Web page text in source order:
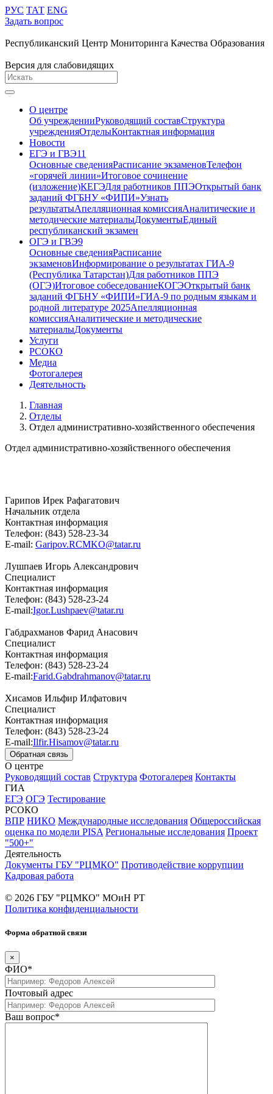
РУС ТАТ ENG
Задать вопрос
Республиканский Центр Мониторинга Качества Образования
Версия для слабовидящих
О центре
Об учрежденииРуководящий составСтруктура
учрежденияОтделыКонтактная информация
Новости
ЕГЭ и ГВЭ11
Основные сведенияРасписание экзаменовТелефон
«горячей линии»Итоговое сочинение
(изложение)КЕГЭДля работников ППЭОткрытый банк
заданий ФГБНУ «ФИПИ»Узнать
результатыАпелляционная комиссияАналитические и
методические материалыДокументыЕдиный
республиканский экзамен
ОГЭ и ГВЭ9
Основные сведенияРасписание
экзаменовИнформирование о результатах ГИА-9
(Республика Татарстан)Для работников ППЭ
(ОГЭ)Итоговое собеседованиеКОГЭОткрытый банк
заданий ФГБНУ «ФИПИ»ГИА-9 по родным языкам и
родной литературе 2025Апелляционная
комиссияАналитические и методические
материалыДокументы
Услуги
РСОКО
Медиа
Фотогалерея
Деятельность
Главная
Отделы
Отдел административно-хозяйственного обеспечения
Отдел административно-хозяйственного обеспечения
Гарипов Ирек Рафагатович
Начальник отдела
Контактная информация
Телефон: (843) 528-23-34
E-mail: Garipov.RCMKO@tatar.ru
Лушпаев Игорь Александрович
Специалист
Контактная информация
Телефон: (843) 528-23-24
E-mail:Igor.Lushpaev@tatar.ru
Габдрахманов Фарид Анасович
Специалист
Контактная информация
Телефон: (843) 528-23-24
E-mail:Farid.Gabdrahmanov@tatar.ru
Хисамов Ильфир Илфатович
Специалист
Контактная информация
Телефон: (843) 528-23-24
E-mail:Ilfir.Hisamov@tatar.ru
Обратная связь
О центре
Руководящий состав Структура Фотогалерея Контакты
ГИА
ЕГЭ ОГЭ Тестирование
РСОКО
ВПР НИКО Международные исследования Общероссийская
оценка по модели PISA Региональные исследования Проект
"500+"
Деятельность
Документы ГБУ "РЦМКО" Противодействие коррупции
Кадровая работа
© 2026 ГБУ "РЦМКО" МОиН РТ
Политика конфиденциальности
Форма обратной связи
×
ФИО*
Почтовый адрес
Ваш вопрос*